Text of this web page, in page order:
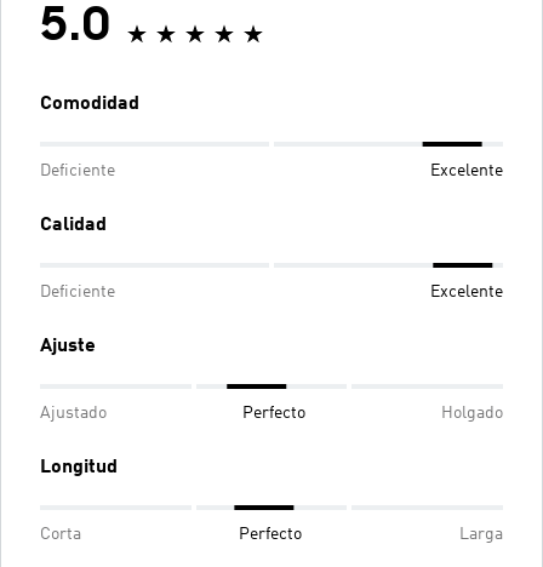
5.0
Comodidad
Deficiente Excelente
Calidad
Deficiente Excelente
Ajuste
Ajustado Perfecto Holgado
Longitud
Corta Perfecto Larga